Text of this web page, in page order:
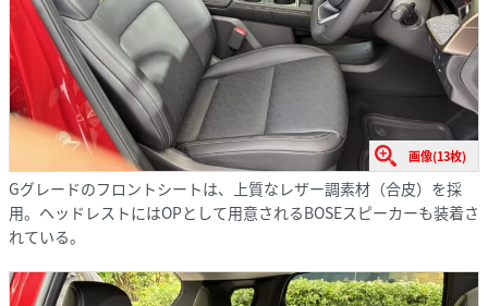
画像(13枚)
Gグレードのフロントシートは、上質なレザー調素材（合皮）を採
用。ヘッドレストにはOPとして用意されるBOSEスピーカーも装着さ
れている。